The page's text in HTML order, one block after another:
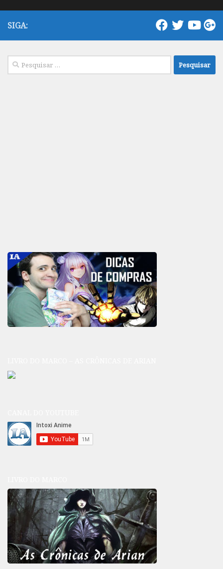
SIGA:
Pesquisar
por: